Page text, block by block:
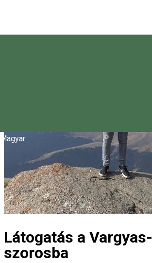
Magyar
Látogatás a Vargyas-
szorosba